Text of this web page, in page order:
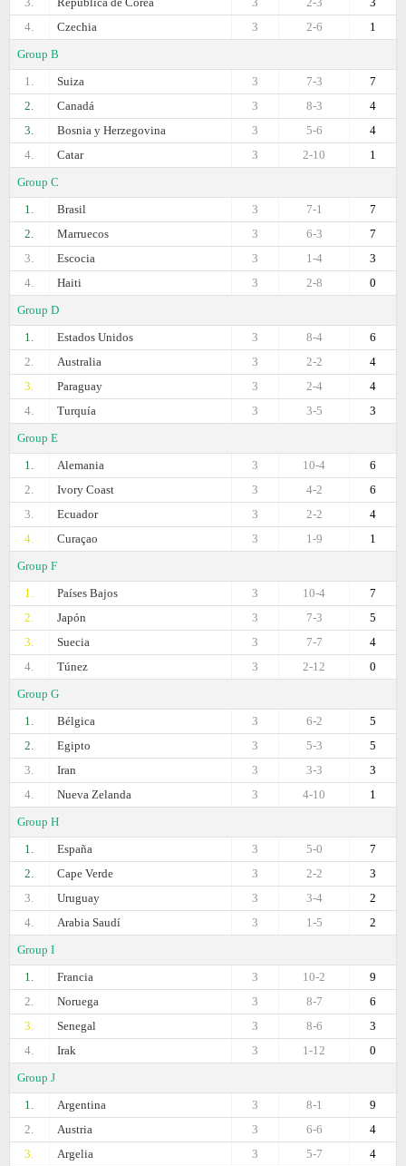
4.
Czechia 1
2-6
3
Group B
1.
Suiza 7
7-3
3
2.
Canadá 4
8-3
3
3.
Bosnia y Herzegovina 4
5-6
3
4.
Catar 1
2-10
3
Group C
1.
Brasil 7
7-1
3
2.
Marruecos 7
6-3
3
3.
Escocia 3
1-4
3
4.
Haiti 0
2-8
3
Group D
1.
Estados Unidos 6
8-4
3
2.
Australia 4
2-2
3
3.
Paraguay 4
2-4
3
4.
Turquía 3
3-5
3
Group E
1.
Alemania 6
10-4
3
2.
Ivory Coast 6
4-2
3
3.
Ecuador 4
2-2
3
4.
Curaçao 1
1-9
3
Group F
1.
Países Bajos 7
10-4
3
2.
Japón 5
7-3
3
3.
Suecia 4
7-7
3
4.
Túnez 0
2-12
3
Group G
1.
Bélgica 5
6-2
3
2.
Egipto 5
5-3
3
3.
Iran 3
3-3
3
4.
Nueva Zelanda 1
4-10
3
Group H
1.
España 7
5-0
3
2.
Cape Verde 3
2-2
3
3.
Uruguay 2
3-4
3
4.
Arabia Saudí 2
1-5
3
Group I
1.
Francia 9
10-2
3
2.
Noruega 6
8-7
3
3.
Senegal 3
8-6
3
4.
Irak 0
1-12
3
Group J
1.
Argentina 9
8-1
3
2.
Austria 4
6-6
3
3.
Argelia 4
5-7
3